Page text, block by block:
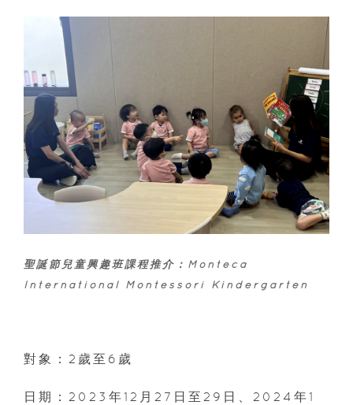
聖誕節兒童興趣班課程推介：Monteca
International Montessori Kindergarten
對象：2歲至6歲
日期：2023年12月27日至29日、2024年1